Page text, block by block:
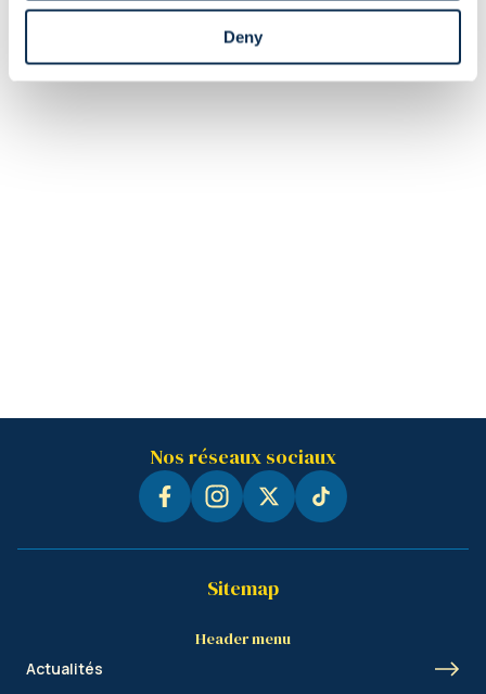
Deny
Nos réseaux sociaux
Sitemap
Header menu
Actualités